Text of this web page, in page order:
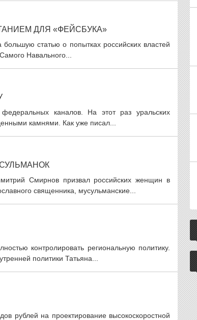
ДЛЯ «ФЕЙСБУКА»
статью о попытках российских властей
Навального...
каналов. На этот раз уральских
камнями. Как уже писал...
Смирнов призвал российских женщин в
священника, мусульманские...
контролировать региональную политику.
политики Татьяна...
рублей на проектирование высокоскоростной